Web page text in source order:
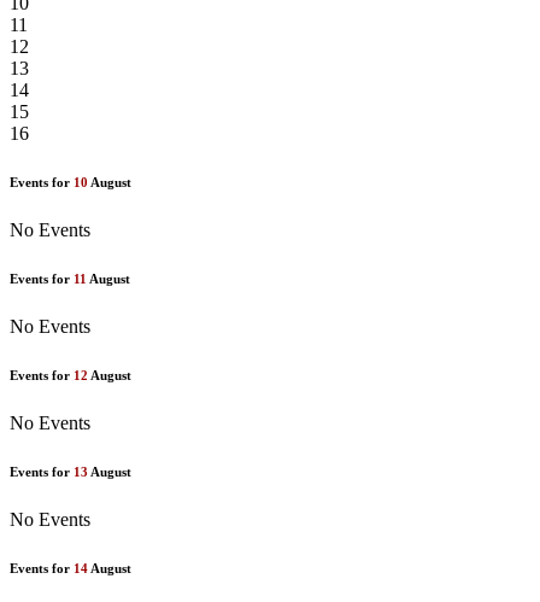
11
12
13
14
15
16
Events for 10 August
No Events
Events for 11 August
No Events
Events for 12 August
No Events
Events for 13 August
No Events
Events for 14 August